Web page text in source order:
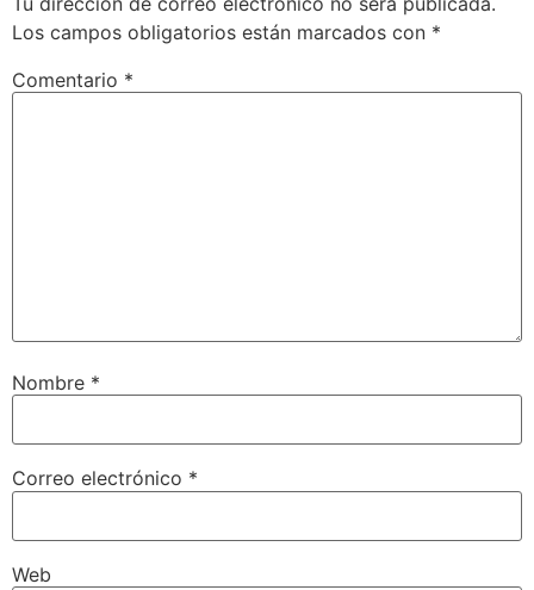
Los campos obligatorios están marcados con *
Comentario *
Nombre *
Correo electrónico *
Web